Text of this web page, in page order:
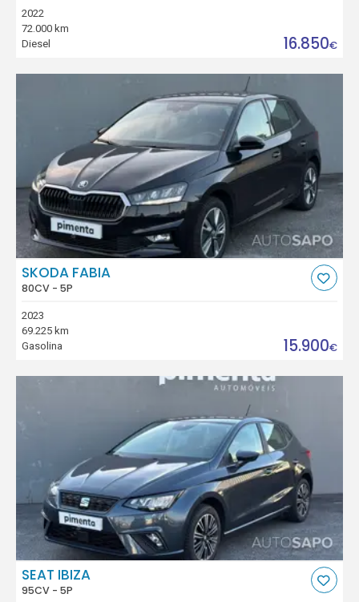
2022
72.000 km
Diesel
16.850€
SKODA FABIA
80CV - 5P
2023
69.225 km
Gasolina
15.900€
SEAT IBIZA
95CV - 5P